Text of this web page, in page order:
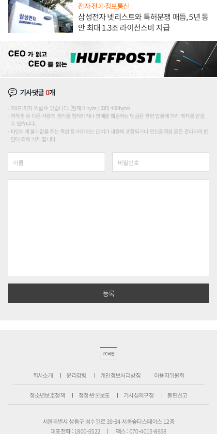
전자·전기·정보통신
삼성전자 넷리스트와 특허분쟁 매듭, 5년 동
안 최대 1.3조 라이선스비 지급
기사댓글0개
200자까지 쓰실 수 있습니다. (현재 0 byte / 최대 400byte)
저작권 등 다른 사람의 권리를 침해하거나 명예를 훼손하는 댓글은 관련 법률에 의해 제재를 받을
수 있습니다.
타인에게 불쾌감을 주는 욕설 등 비하하는 단어가 내용에 포함되거나 인신공격성 글은 관리자의 판
단에 의해 삭제 합니다.
PC버전
회사소개 윤리강령 개인정보처리방침 이용자위원회
청소년보호정책 정정·반론보도 기사심의규정 불편신고
서울특별시 성동구 성수일로 39-34 서울숲더스페이스 12층
대표전화 : 1800-6522
팩스 : 070-4015-8658